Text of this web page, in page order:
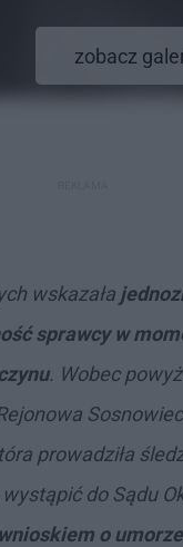
zobacz
wskazała
sprawcy w
. Wobec
prowadziła
do Sądu
wnioskiem o